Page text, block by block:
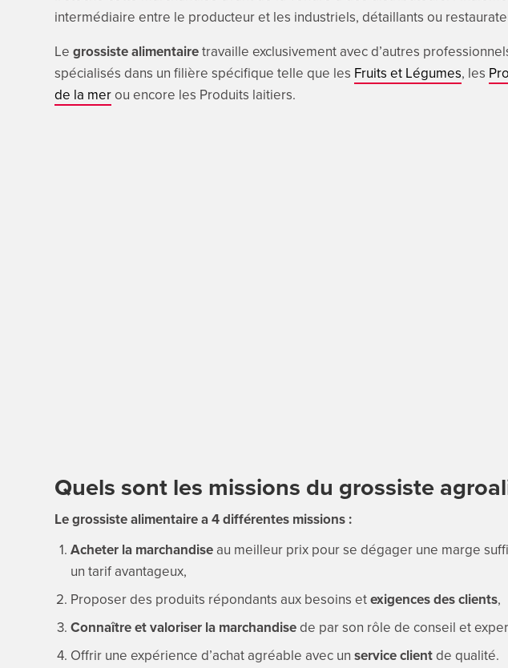
intermédiaire entre le producteur et les industriels, détaillants ou
Legrossiste alimentairetravaille exclusivement avec d’autres
spécialisés dans un filière spécifique telle que les Fruits et Légumes, les
de la merou encore les Produits laitiers.
Quels sont les missions du grossiste
Le grossiste alimentaire a 4 différentes missions :
Acheter la marchandise au meilleur prix pour se dégager une marge
un tarif avantageux,
Proposer des produits répondants aux besoins etexigences des clients,
Connaître et valoriser la marchandisede par son rôle de conseil et
Offrir une expérience d’achat agréable avec unservice clientde qualité.